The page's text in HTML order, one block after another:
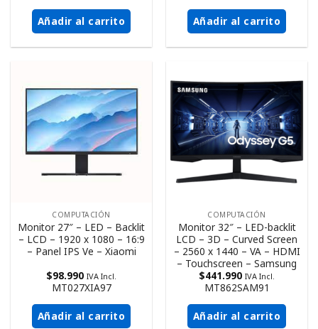
Añadir al carrito Añadir al carrito
COMPUTACIÓN
Monitor 27″ – LED – Backlit
– LCD – 1920 x 1080 – 16:9
– Panel IPS Ve – Xiaomi
$98.990 IVA Incl.
MT027XIA97
Añadir al carrito
COMPUTACIÓN
Monitor 32″ – LED-backlit
LCD – 3D – Curved Screen
– 2560 x 1440 – VA – HDMI
– Touchscreen – Samsung
$441.990 IVA Incl.
MT862SAM91
Añadir al carrito